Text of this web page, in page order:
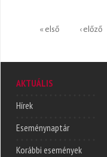
Oldalak« első ‹ előző
AKTUÁLIS
Hírek
Eseménynaptár
Korábbi események